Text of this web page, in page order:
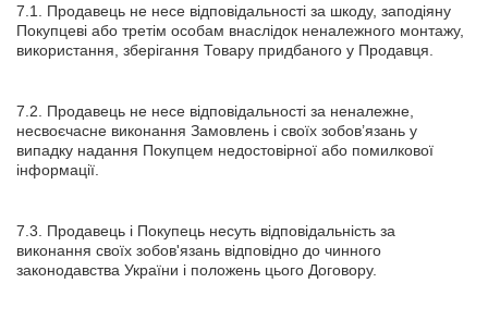
7.1. Продавець не несе відповідальності за шкоду, заподіяну
Покупцеві або третім особам внаслідок неналежного монтажу,
використання, зберігання Товару придбаного у Продавця.
7.2. Продавець не несе відповідальності за неналежне,
несвоєчасне виконання Замовлень і своїх зобов’язань у
випадку надання Покупцем недостовірної або помилкової
інформації.
7.3. Продавець і Покупець несуть відповідальність за
виконання своїх зобов'язань відповідно до чинного
законодавства України і положень цього Договору.